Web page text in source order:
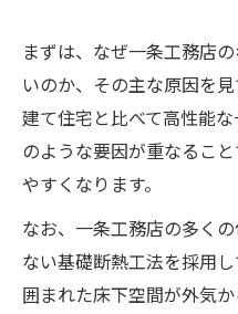
まずは、なぜ一条工務店
いのか、その主な原因を
建て住宅と比べて高性能
のような要因が重なるこ
やすくなります。
なお、一条工務店の多く
ない基礎断熱工法を採用
囲まれた床下空間が外気